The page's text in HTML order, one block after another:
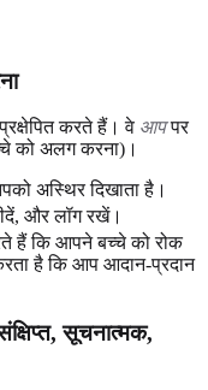
करते हैं। वे आपपर
को अलग करना)।
अस्थिर दिखाता है।
और लॉग रखें।
हैं कि आपने बच्चे को रोक
है कि आप आदान-प्रदान
सूचनात्मक,